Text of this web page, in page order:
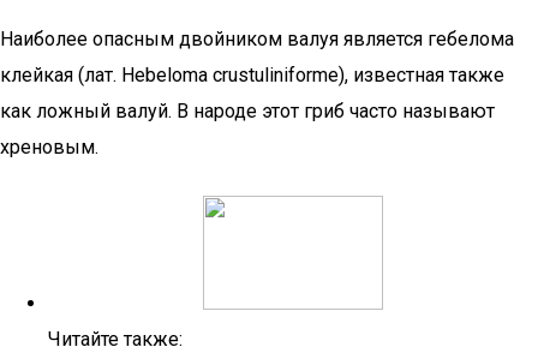
Наиболее опасным двойником валуя является гебелома
клейкая (лат. Hebeloma crustuliniforme), известная также
как ложный валуй. В народе этот гриб часто называют
хреновым.
Читайте также: